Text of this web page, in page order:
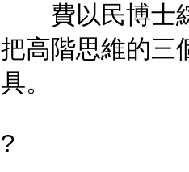
費以民博士綜
把高階思維的三
具。
?